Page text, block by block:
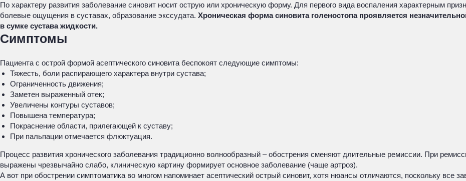
По характеру развития заболевание синовит носит острую или хроническую форму. Для первого вида воспаления характерным
болевые ощущения в суставах, образование экссудата. Хроническая форма синовита голеностопа проявляется
в сумке сустава жидкости.
Симптомы
Пациента с острой формой асептического синовита беспокоят следующие симптомы:
Тяжесть, боли распирающего характера внутри сустава;
Ограниченность движения;
Заметен выраженный отек;
Увеличены контуры суставов;
Повышена температура;
Покраснение области, прилегающей к суставу;
При пальпации отмечается флюктуация.
Процесс развития хронического заболевания традиционно волнообразный – обострения сменяют длительные ремиссии. При
выражены чрезвычайно слабо, клиническую картину формирует основное заболевание (чаще артроз).
А вот при обострении симптоматика во многом напоминает асептический острый синовит, хотя нюансы отличаются, поскольку все